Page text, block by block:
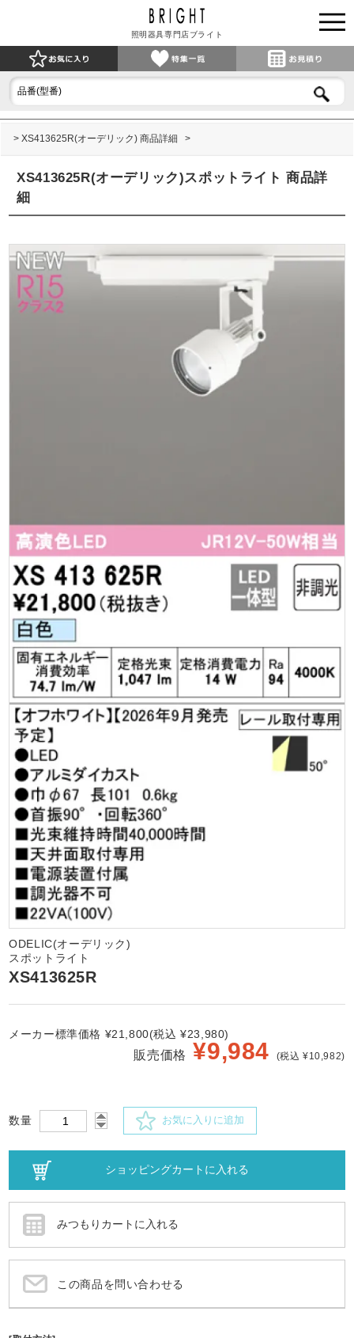
照明器具専門店ブライト
XS413625R(オーデリック) 商品詳細
XS413625R(オーデリック)スポットライト 商品詳
細
ODELIC(オーデリック)
スポットライト
XS413625R
メーカー標準価格 ¥21,800(税込 ¥23,980)
販売価格 ¥9,984 (税込 ¥10,982)
数量 お気に入りに追加
この商品を問い合わせる